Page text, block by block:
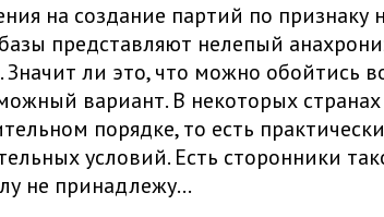
на создание партий по признаку
представляют нелепый
Значит ли это, что можно обойтись
вариант. В некоторых
порядке, то есть
условий. Есть сторонники
не принадлежу…